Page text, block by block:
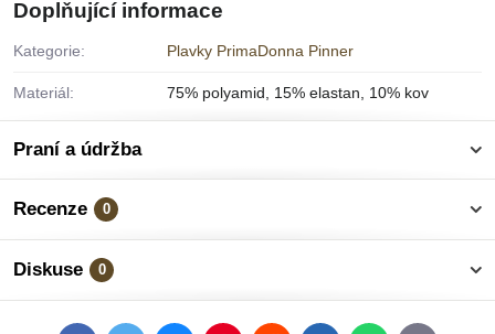
Doplňující informace
Kategorie: Plavky PrimaDonna Pinner
Materiál: 75% polyamid, 15% elastan, 10% kov
Praní a údržba
Recenze 0
Diskuse 0